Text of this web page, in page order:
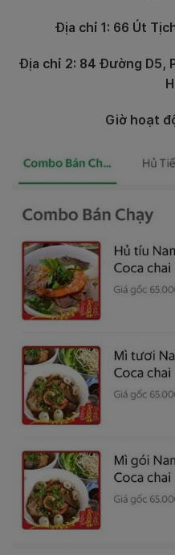
Địa chỉ 1: 66 Út
Địa chỉ 2: 84 Đường D5,
Giờ hoạt